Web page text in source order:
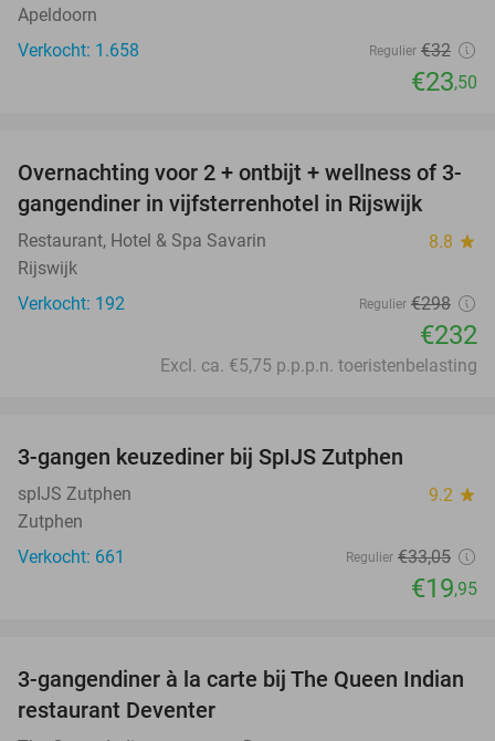
Apeldoorn
Verkocht: 1.658
Regulier €32
€23,50
22%
Overnachting voor 2 + ontbijt + wellness of 3-
gangendiner in vijfsterrenhotel in Rijswijk
Restaurant, Hotel & Spa Savarin 8.8 star
Rijswijk
Verkocht: 192
Regulier €298
€232
Excl. ca. €5,75 p.p.p.n. toeristenbelasting
3-gangen keuzediner bij SpIJS Zutphen
spIJS Zutphen 9.2 star
Zutphen
Verkocht: 661
Regulier €33,05
€19,95
20%
3-gangendiner à la carte bij The Queen Indian
restaurant Deventer